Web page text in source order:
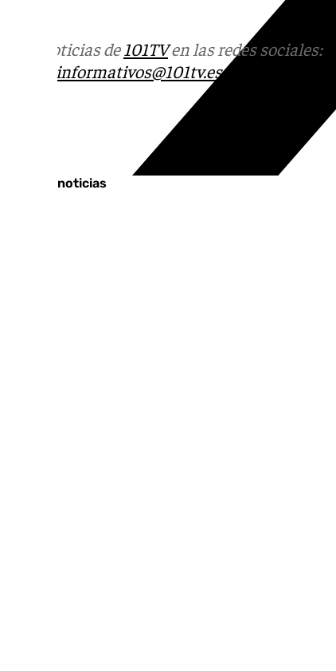
Más noticias de101TVen las redes sociales:
informativos@101tv.es
Últimas noticias